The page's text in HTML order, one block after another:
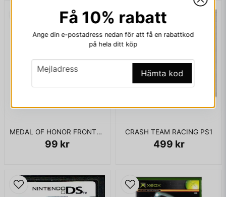
MEDAL OF HONOR FRONTLINE XBOX USA
99 kr
CRASH TEAM RACING PS1
499 kr
Ja, ni får publicera min fråga
Få 10% rabatt
Ange din e-postadress nedan för att få en rabattkod
på hela ditt köp
email
Mejladress Hämta kod